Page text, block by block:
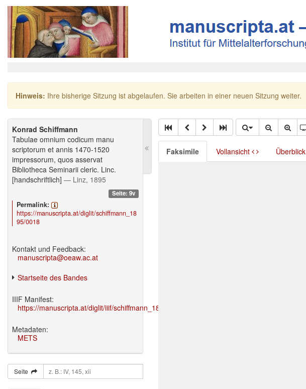
Hinweis: Ihre bisherige Sitzung ist abgelaufen. Sie arbeiten in einer neuen Sitzung weiter.
Konrad Schiffmann
Tabulae omnium codicum manu
scriptorum et annis 1470-1520
impressorum, quos asservat
Bibliotheca Seminarii cleric. Linc.
[handschriftlich] — Linz, 1895
Seite: 9v
Permalink:
https://manuscripta.at/diglit/schiffmann_18
95/0018
Kontakt und Feedback:
manuscripta@oeaw.ac.at
Startseite des Bandes
IIIF Manifest:
https://manuscripta.at/diglit/iiif/schiffmann_1895/manifest.json
Metadaten:
METS
Seite
Faksimile Vollansicht Überblick